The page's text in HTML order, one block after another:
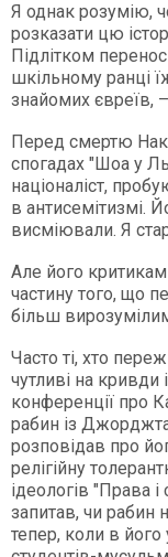
Я однак розумію,
розказати цю
Підлітком
шкільному ранці
знайомих євреїв,
Перед смертю
спогадах "Шоа у
націоналіст,
в антисемітизмі.
висміювали. Я
Але його
частину того, що
більш
Часто ті, хто
чутливі на
конференції про
рабин із
розповідав про
релігійну
ідеологів "Права і
запитав, чи рабин
тепер, коли в його